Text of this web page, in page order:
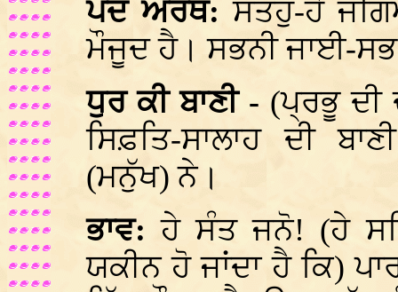
ਪਦ ਅਰਥ:ਸੰਤਹੁ-ਹੇ
ਮੌਜੂਦ ਹੈ। ਸਭਨੀ ਜਾਈ-ਸਭ
ਧੁਰ ਕੀ ਬਾਣੀ - (ਪ੍ਰਭੂ ਦੀ
ਸਿਫ਼ਤਿ-ਸਾਲਾਹ ਦੀ
(ਮਨੁੱਖ) ਨੇ।
ਭਾਵ:ਹੇ ਸੰਤ ਜਨੋ! (ਹੇ
ਯਕੀਨ ਹੋ ਜਾਂਦਾ ਹੈ ਕਿ)